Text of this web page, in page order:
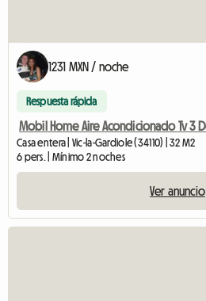
1231 MXN / noche
Respuesta rápida
Casa entera | Vic-la-Gardiole (34110) | 32 M2
6 pers. | Mínimo 2 noches
Ver anuncio